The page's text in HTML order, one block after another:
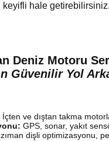
hale getirebilirsiniz.
Deniz Motoru
Güvenilir Yol
İçten ve dıştan takma
GPS, sonar, yakıt
dişli optimizasyonu,